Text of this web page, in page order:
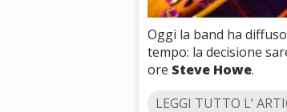
Oggi la band ha
tempo: la decisione
ore Steve Howe.
LEGGI TUTTO L’